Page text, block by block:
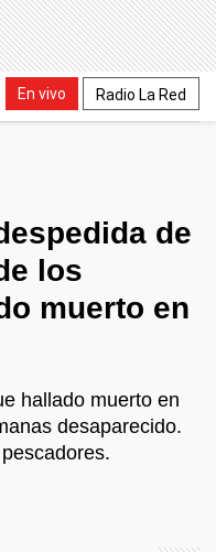
En vivo Radio La Red
de
los
muerto en
hallado muerto en
desaparecido.